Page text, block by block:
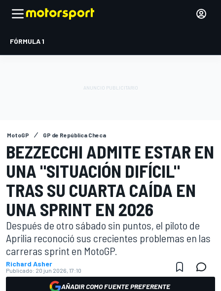
FÓRMULA 1
MotoGP GP de República Checa
BEZZECCHI ADMITE ESTAR EN
UNA "SITUACIÓN DIFÍCIL"
TRAS SU CUARTA CAÍDA EN
UNA SPRINT EN 2026
Después de otro sábado sin puntos, el piloto de
Aprilia reconoció sus crecientes problemas en las
carreras sprint en MotoGP.
Richard Asher
Publicado: 20 jun 2026, 17:10
AÑADIR COMO FUENTE PREFERENTE